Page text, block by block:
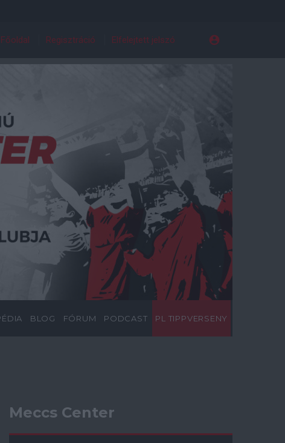
Főoldal Regisztráció Elfelejtett jelszó
BLOG FÓRUM PODCAST PL TIPPVERSENY
Meccs Center